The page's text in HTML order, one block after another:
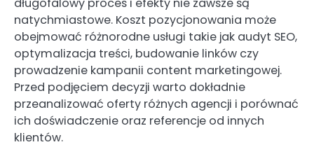
długofalowy proces i efekty nie zawsze są
natychmiastowe. Koszt pozycjonowania może
obejmować różnorodne usługi takie jak audyt SEO,
optymalizacja treści, budowanie linków czy
prowadzenie kampanii content marketingowej.
Przed podjęciem decyzji warto dokładnie
przeanalizować oferty różnych agencji i porównać
ich doświadczenie oraz referencje od innych
klientów.